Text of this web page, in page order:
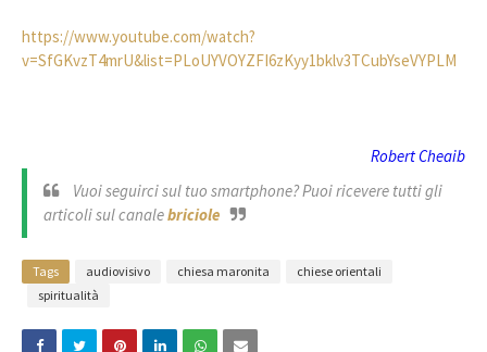
https://www.youtube.com/watch?
v=SfGKvzT4mrU&list=PLoUYVOYZFI6zKyy1bklv3TCubYseVYPLM
Robert Cheaib
Vuoi seguirci sul tuo smartphone? Puoi ricevere tutti gli
articoli sul canalebriciole
Tags audiovisivo chiesa maronita
chiese orientali
spiritualità